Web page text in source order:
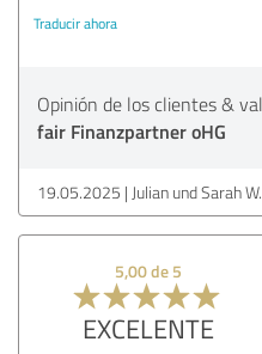
Traducir ahora
Opinión de los clientes &
fair Finanzpartner oHG
19.05.2025 Julian und Sarah W.
5,00 de 5
EXCELENTE